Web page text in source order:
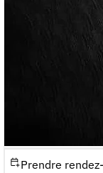
Prendre